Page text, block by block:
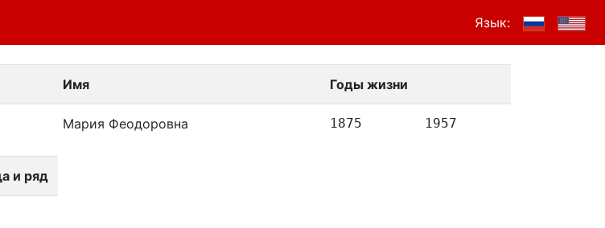
Язык:
Имя Годы жизни
Мария Феодоровна 1875 1957
и ряд